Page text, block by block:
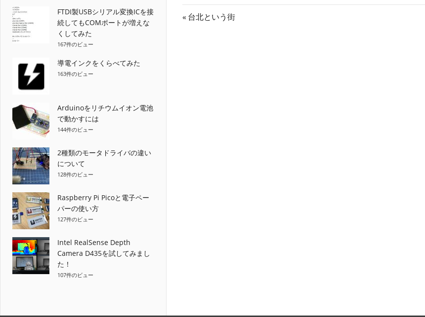
投
前
台北という街
FTDI製USBシリアル変換ICを接
続してもCOMポートが増えな
くしてみた
167件のビュー
導電インクをくらべてみた
163件のビュー
Arduinoをリチウムイオン電池
で動かすには
144件のビュー
2種類のモータドライバの違い
について
128件のビュー
Raspberry Pi Picoと電子ペー
パーの使い方
127件のビュー
Intel RealSense Depth
Camera D435を試してみまし
た！
107件のビュー